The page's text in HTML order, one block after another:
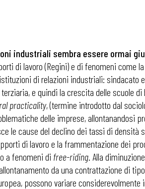
industriali sembra essere ormai
di lavoro (Regini) e di fenomeni come
di relazioni industriali:
e quindi la crescita delle scuole
practicality, (termine introdotto dal
delle imprese, allontanandosi
le cause del declino dei tassi di
di lavoro e la frammentazione dei
a fenomeni di free-riding. Alla
da una contrattazione di
possono variare